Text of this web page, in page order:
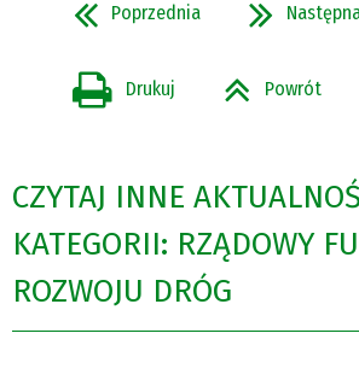
Poprzednia
Drukuj Powrót
CZYTAJ INNE
KATEGORII: RZĄDOWY
ROZWOJU DRÓG